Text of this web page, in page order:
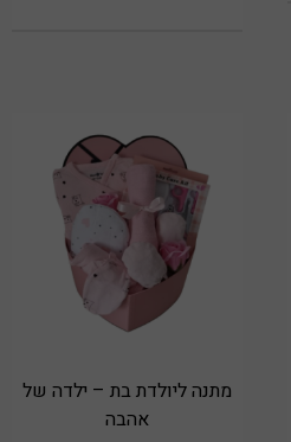
מתנה ליולדת בת – ילדה של
אהבה